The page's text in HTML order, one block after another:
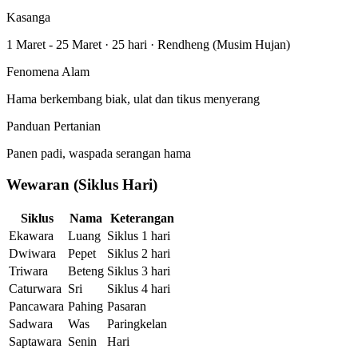
Kasanga
1 Maret - 25 Maret · 25 hari · Rendheng (Musim Hujan)
Fenomena Alam
Hama berkembang biak, ulat dan tikus menyerang
Panduan Pertanian
Panen padi, waspada serangan hama
Wewaran (Siklus Hari)
Siklus Nama
Keterangan
Ekawara
Luang Siklus 1 hari
Dwiwara
Pepet
Siklus 2 hari
Triwara
Beteng Siklus 3 hari
Caturwara Sri
Siklus 4 hari
Pancawara Pahing Pasaran
Sadwara
Was
Paringkelan
Saptawara Senin
Hari